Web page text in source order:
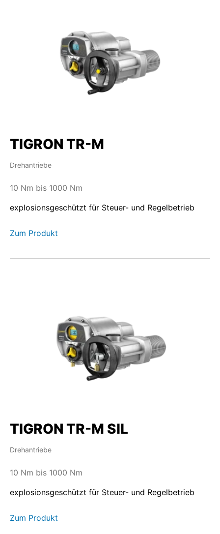
TIGRON TR-M
Drehantriebe
10 Nm bis 1000 Nm
explosionsgeschützt für Steuer- und Regelbetrieb
Zum Produkt
TIGRON TR-M SIL
Drehantriebe
10 Nm bis 1000 Nm
explosionsgeschützt für Steuer- und Regelbetrieb
Zum Produkt